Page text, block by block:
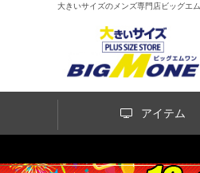
大きいサイズのメンズ専門店ビッグエ
アイテム